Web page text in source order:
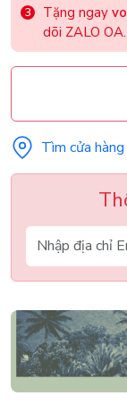
Tặng ngay
dõi ZALO OA.
Tìm cửa